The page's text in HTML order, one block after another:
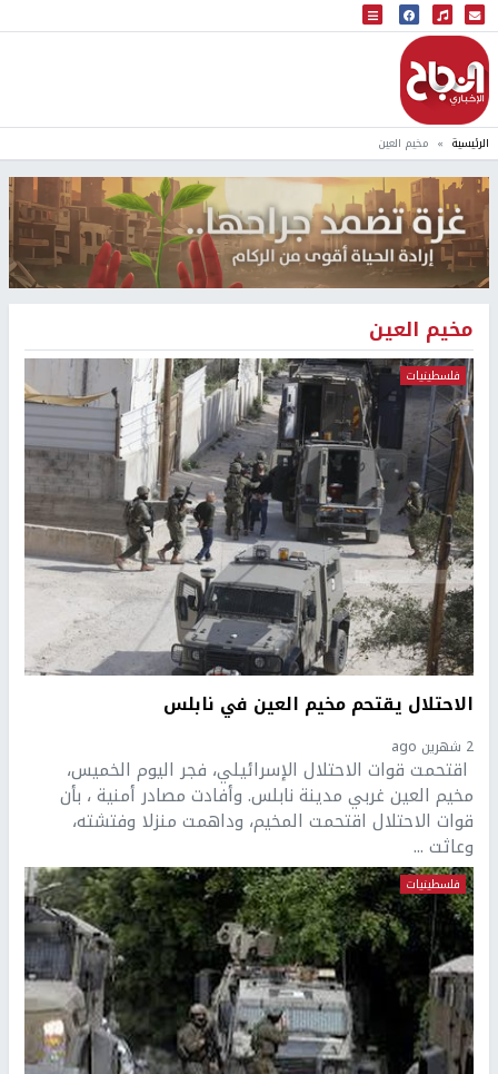
البث المباشر
إذاعة النجاح
الرئيسية مخيم العين
مخيم العين
فلسطينيات
الاحتلال يقتحم مخيم العين في نابلس
2 شهرين ago
اقتحمت قوات الاحتلال الإسرائيلي، فجر اليوم الخميس،
مخيم العين غربي مدينة نابلس. وأفادت مصادر أمنية ، بأن
قوات الاحتلال اقتحمت المخيم، وداهمت منزلا وفتشته،
وعاثت ...
فلسطينيات